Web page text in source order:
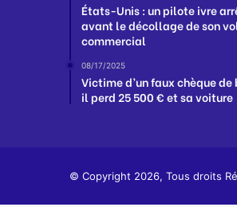
États-Unis : un pilote ivre
avant le décollage de son
commercial
08/17/2025
Victime d’un faux chèque de
il perd 25 500 € et sa voiture
© Copyright 2026, Tous droits